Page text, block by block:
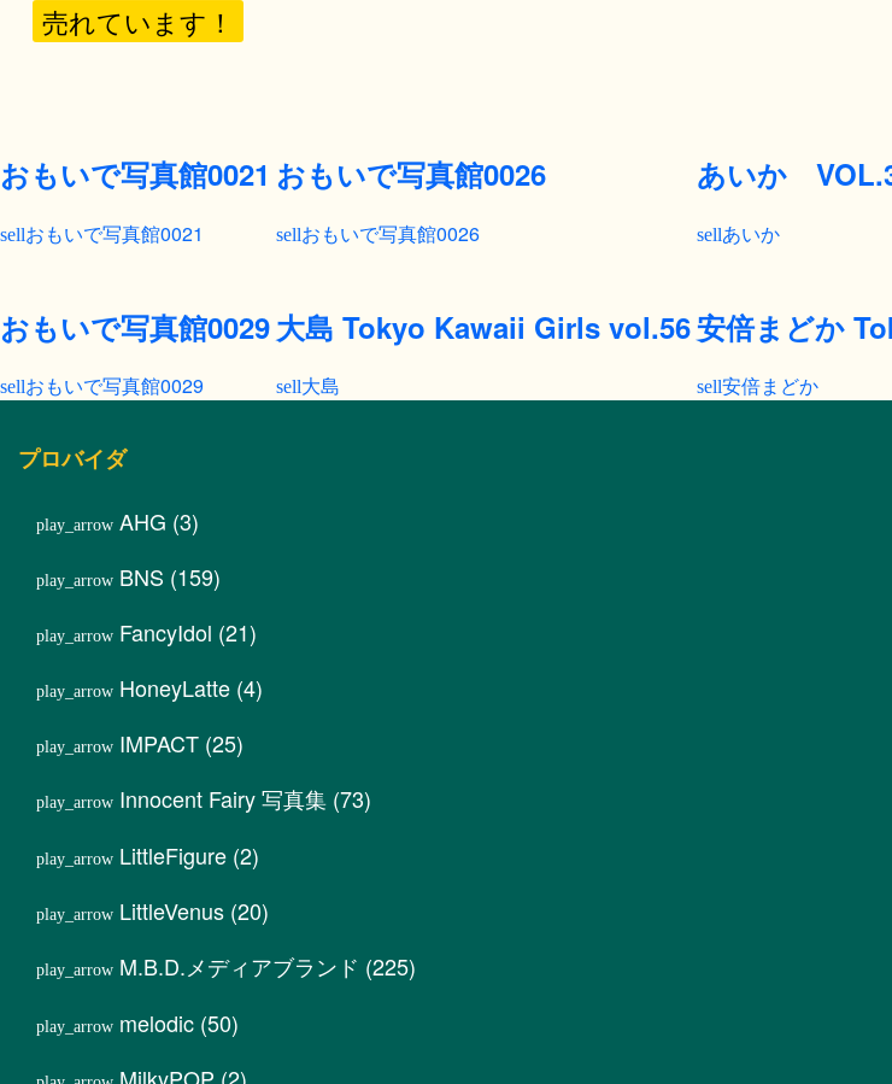
売れています！
おもいで写真館0021
おもいで写真館0021
おもいで写真館0029
おもいで写真館0029
おもいで写真館0026
おもいで写真館0026
大島 Tokyo Kawaii Girls vol.56
大島
あいか
あいか
安倍まどか
安倍まどか
プロバイダ
AHG (3)
BNS (159)
FancyIdol (21)
HoneyLatte (4)
IMPACT (25)
Innocent Fairy 写真集 (73)
LittleFigure (2)
LittleVenus (20)
M.B.D.メディアブランド (225)
melodic (50)